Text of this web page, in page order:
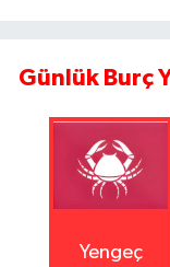
Günlük Burç
Yengeç